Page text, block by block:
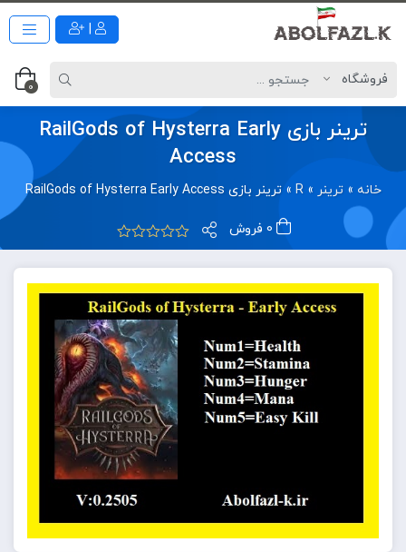
0
ترینر بازی RailGods of Hysterra Early
Access
خانه »ترینر »
R
»ترینر بازی RailGods of Hysterra Early Access